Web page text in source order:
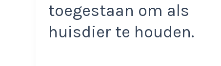
toegestaan om als
huisdier te houden.